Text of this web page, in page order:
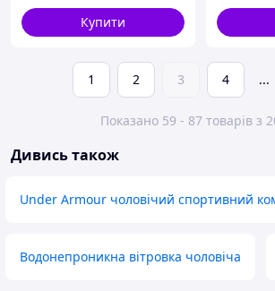
Купити
1 2 3 4 ...
Показано 59 - 87 товарів з
Дивись також
Under Armour чоловічий спортивний
Водонепроникна вітровка чоловіча